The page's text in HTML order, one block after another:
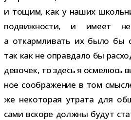
и тощим, как у наших
подвиж­но­сти, и имеет
а откарм­ли­вать их было бы
так как не оправ­дало бы
дево­чек, то здесь я осме­люсь
ное сооб­ра­же­ние в том
же неко­то­рая утрата для
сами вскоре должны будут